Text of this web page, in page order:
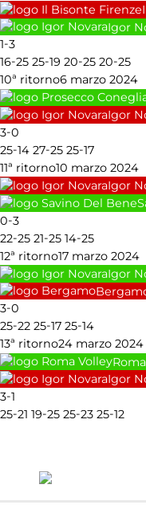
Igor
1-3
16-25 25-19 20-25 20-25
10ª ritorno6 marzo 2024
Igor
3-0
25-14 27-25 25-17
11ª ritorno10 marzo 2024
Igor
0-3
22-25 21-25 14-25
12ª ritorno17 marzo 2024
Igor
3-0
25-22 25-17 25-14
13ª ritorno24 marzo 2024
Igor
3-1
25-21 19-25 25-23 25-12